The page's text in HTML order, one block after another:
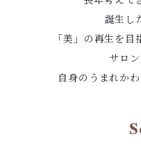
誕生し
「美」の再生を目
サロン
自身のうまれか